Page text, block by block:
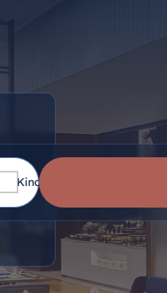
Kinder